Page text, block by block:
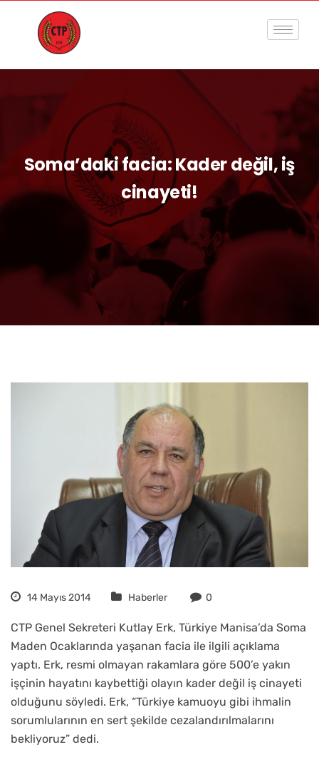
Soma’daki facia: Kader değil, iş
cinayeti!
14 Mayıs 2014 Haberler 0
CTP Genel Sekreteri Kutlay Erk, Türkiye Manisa’da Soma
Maden Ocaklarında yaşanan facia ile ilgili açıklama
yaptı. Erk, resmi olmayan rakamlara göre 500’e yakın
işçinin hayatını kaybettiği olayın kader değil iş cinayeti
olduğunu söyledi. Erk, “Türkiye kamuoyu gibi ihmalin
sorumlularının en sert şekilde cezalandırılmalarını
bekliyoruz” dedi.